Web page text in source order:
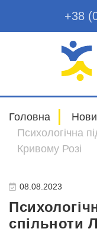
+38
Головна
Психологічна
Кривому Розі
08.08.2023
спільноти